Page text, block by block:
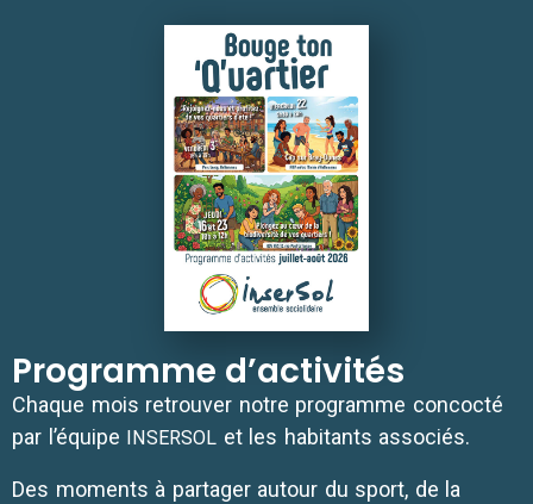
Programme d’activités
Chaque mois retrou­ver notre pro­gramme concoc­té
par l’é­quipe INSERSOL et les habi­tants associés.
Des moments à par­ta­ger autour du sport, de la